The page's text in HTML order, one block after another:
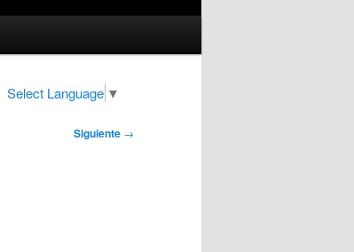
Select Language ▼
Siguiente →